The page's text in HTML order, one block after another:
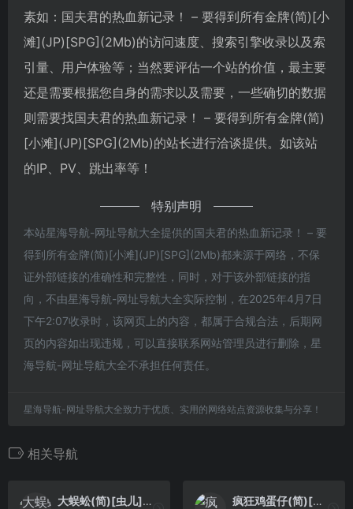
素如：国夫君的热血新记录！ – 要得到所有金牌(简)[小
滩](JP)[SPG](2Mb)的访问速度、搜索引擎收录以及索
引量、用户体验等；当然要评估一个站的价值，最主要
还是需要根据您自身的需求以及需要，一些确切的数据
则需要找国夫君的热血新记录！ – 要得到所有金牌(简)
[小滩](JP)[SPG](2Mb)的站长进行洽谈提供。如该站
的IP、PV、跳出率等！
特别声明
本站星海导航-网址导航大全提供的国夫君的热血新记录！ – 要
得到所有金牌(简)[小滩](JP)[SPG](2Mb)都来源于网络，不保
证外部链接的准确性和完整性，同时，对于该外部链接的指
向，不由星海导航-网址导航大全实际控制，在2025年4月7日
下午2:07收录时，该网页上的内容，都属于合规合法，后期网
页的内容如出现违规，可以直接联系网站管理员进行删除，星
海导航-网址导航大全不承担任何责任。
星海导航-网址导航大全致力于优质、实用的网络站点资源收集与分享！
相关导航
大蜈蚣(简)[虫儿](JP)[STG](0.18Mb) 疯狂鸡蛋仔(简)[外星科技](CN)[ETC](3Mb)